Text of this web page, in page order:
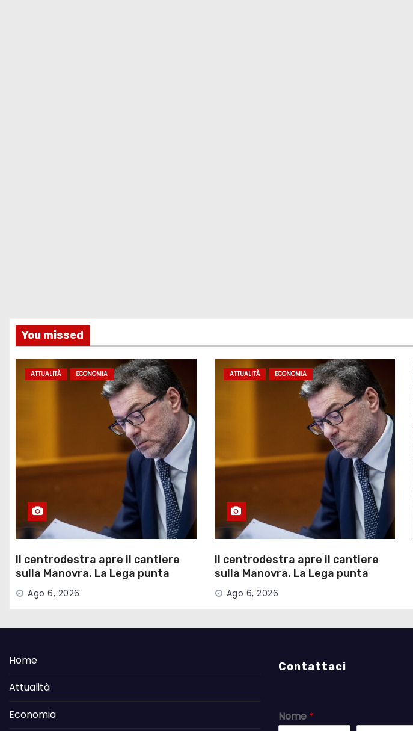
You missed
ATTUALITÀ ECONOMIA
Il centrodestra apre il cantiere
sulla Manovra. La Lega punta
sulle pensioni
Ago 6, 2026
ATTUALITÀ ECONOMIA
Il centrodestra apre il cantiere
sulla Manovra. La Lega punta
sulle pensioni
Ago 6, 2026
Home
Attualità
Economia
Contattaci
Nome *